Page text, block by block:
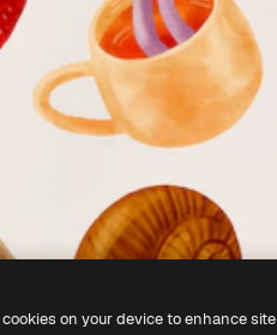
on your device to enhance site